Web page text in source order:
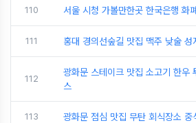
110 서울 시청 가볼만한곳 한국은행 화
111 홍대 경의선숲길 맛집 맥주 낮술 성
112
광화문 스테이크 맛집 소고기 한우
스
113 광화문 점심 맛집 무탄 회식장소 중